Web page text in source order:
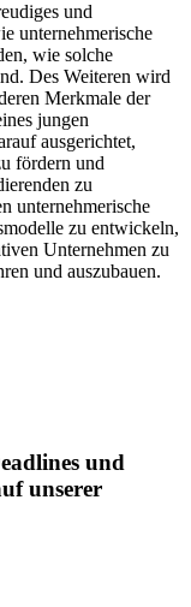
und
unternehmerische
wie solche
Des Weiteren wird
Merkmale der
jungen
ausgerichtet,
fördern und
zu
unternehmerische
zu entwickeln,
Unternehmen zu
und auszubauen.
und
unserer